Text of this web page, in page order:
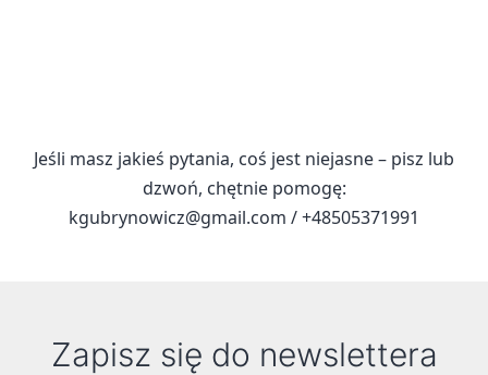
Jeśli masz jakieś pytania, coś jest niejasne – pisz lub
dzwoń, chętnie pomogę:
kgubrynowicz@gmail.com / +48505371991
Zapisz się do newslettera